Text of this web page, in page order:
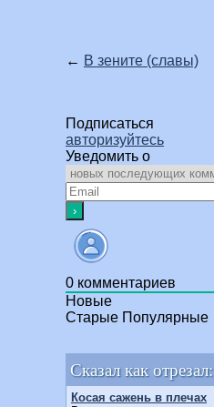
← В зените (славы)
Подписаться
авторизуйтесь
Уведомить о
0 комментариев
Новые
Старые Популярные
Сказал как отрезал:
Косая сажень в плечах